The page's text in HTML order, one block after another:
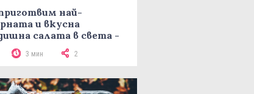
най-
и вкусна
салата в света -
Мимоза
3 мин 2